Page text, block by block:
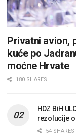
Privatni avion,
kuće po
moćne Hrvate
180 SHARES
HDZ BiH
rezolucije o
54 SHARES